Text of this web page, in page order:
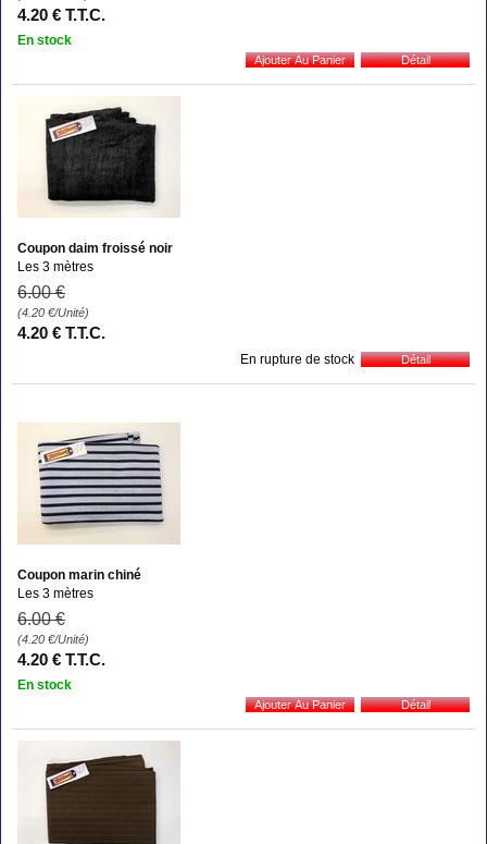
4.20 € T.T.C.
En stock
Coupon daim froissé noir
Les 3 mètres
6.00 €
(4.20 €/Unité)
4.20 € T.T.C.
En rupture de stock
Coupon marin chiné
Les 3 mètres
6.00 €
(4.20 €/Unité)
4.20 € T.T.C.
En stock